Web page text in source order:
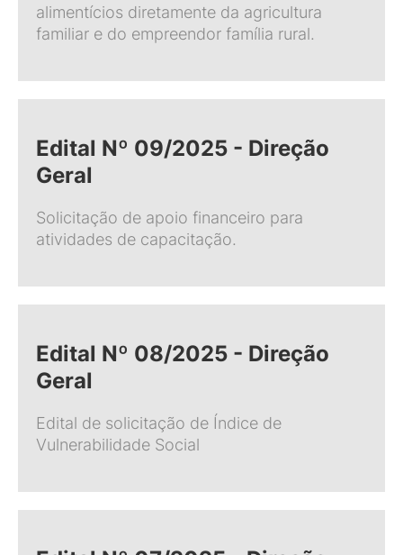
alimentícios diretamente da agricultura
familiar e do empreendor família rural.
Edital Nº 09/2025 - Direção
Geral
Solicitação de apoio financeiro para
atividades de capacitação.
Edital Nº 08/2025 - Direção
Geral
Edital de solicitação de Índice de
Vulnerabilidade Social